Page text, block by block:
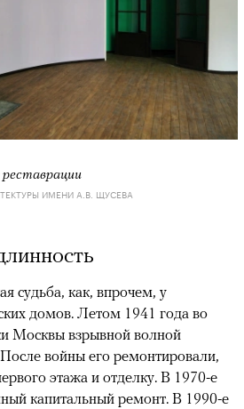
ИМЕНИ А.В. ЩУСЕВА
судьба, как, впрочем, у
домов. Летом 1941 года во
Москвы взрывной волной
войны его ремонтировали,
этажа и отделку. В 1970-е
капитальный ремонт. В 1990-е